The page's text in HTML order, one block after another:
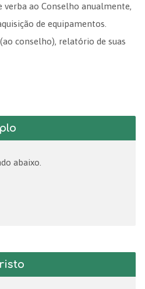
verba ao Conselho anualmente,
de equipamentos.
conselho), relatório de suas
abaixo.